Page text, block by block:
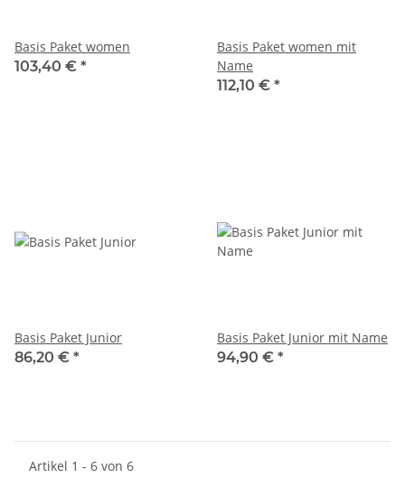
Basis Paket women
103,40 € *
Basis Paket women mit
Name
112,10 € *
Basis Paket Junior
86,20 € *
Basis Paket Junior mit Name
94,90 € *
Artikel 1 - 6 von 6